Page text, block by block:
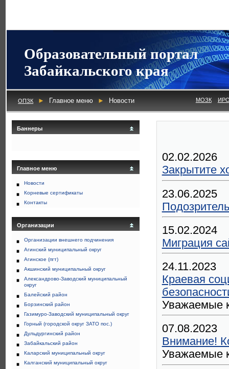
Образовательный портал
Забайкальского края
ОПЗК ► Главное меню ► Новости МОЗК
Баннеры
Главное меню
Новости
Корневые сертификаты
Контакты
Организации
Организации внешнего подчинения
Агинский муниципальный округ
Агинское (пгт)
Акшинский муниципальный округ
Александрово-Заводский муниципальный
округ
Балейский район
Борзинский район
Газимуро-Заводский муниципальный округ
Горный (городской округ ЗАТО пос.)
Дульдургинский район
Забайкальский район
Каларский муниципальный округ
Калганский муниципальный округ
02.02.2026
Закрытите
23.06.2025
15.02.2024
Миграция
24.11.2023
Краевая
Уважаемые
07.08.2023
Внимание!
Уважаемые